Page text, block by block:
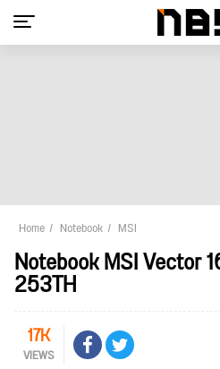
Home Notebook MSI
Notebook MSI Vector
253TH
17K
VIEWS